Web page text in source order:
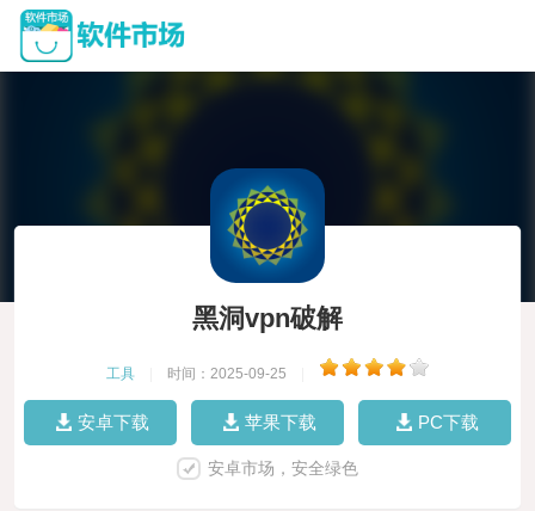
黑洞vpn破解
工具 时间：2025-09-25
安卓下载 苹果下载 PC下载
安卓市场，安全绿色